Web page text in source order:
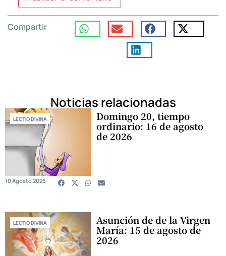
Compartir
Noticias relacionadas
LECTIO DIVINA Domingo 20, tiempo
ordinario: 16 de agosto
de 2026
10 Agosto 2026
LECTIO DIVINA Asunción de de la Virgen
María: 15 de agosto de
2026